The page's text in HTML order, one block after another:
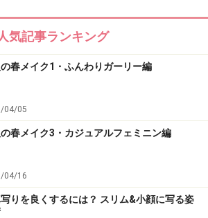
し太めにアイラインを引き、綿棒で上
にぴたっと密着し崩れにくくなる上
の効果で目がさらに大きく見えま
らこれだけで充分ですが、もっと目
という方は、ペン先が細いリキッド
つ毛とまつ毛の間を埋める様な感じ
細くラインを入れましょう。こうす
調され、さらに印象的な瞳に。
気記事ランキング
春メイク1・ふんわりガーリー編
04/05
春メイク3・カジュアルフェミニン編
04/16
りを良くするには？ スリム&小顔に写る姿